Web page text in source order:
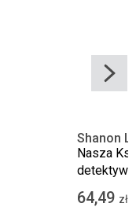
Shanon
Nasza
64,49 zł